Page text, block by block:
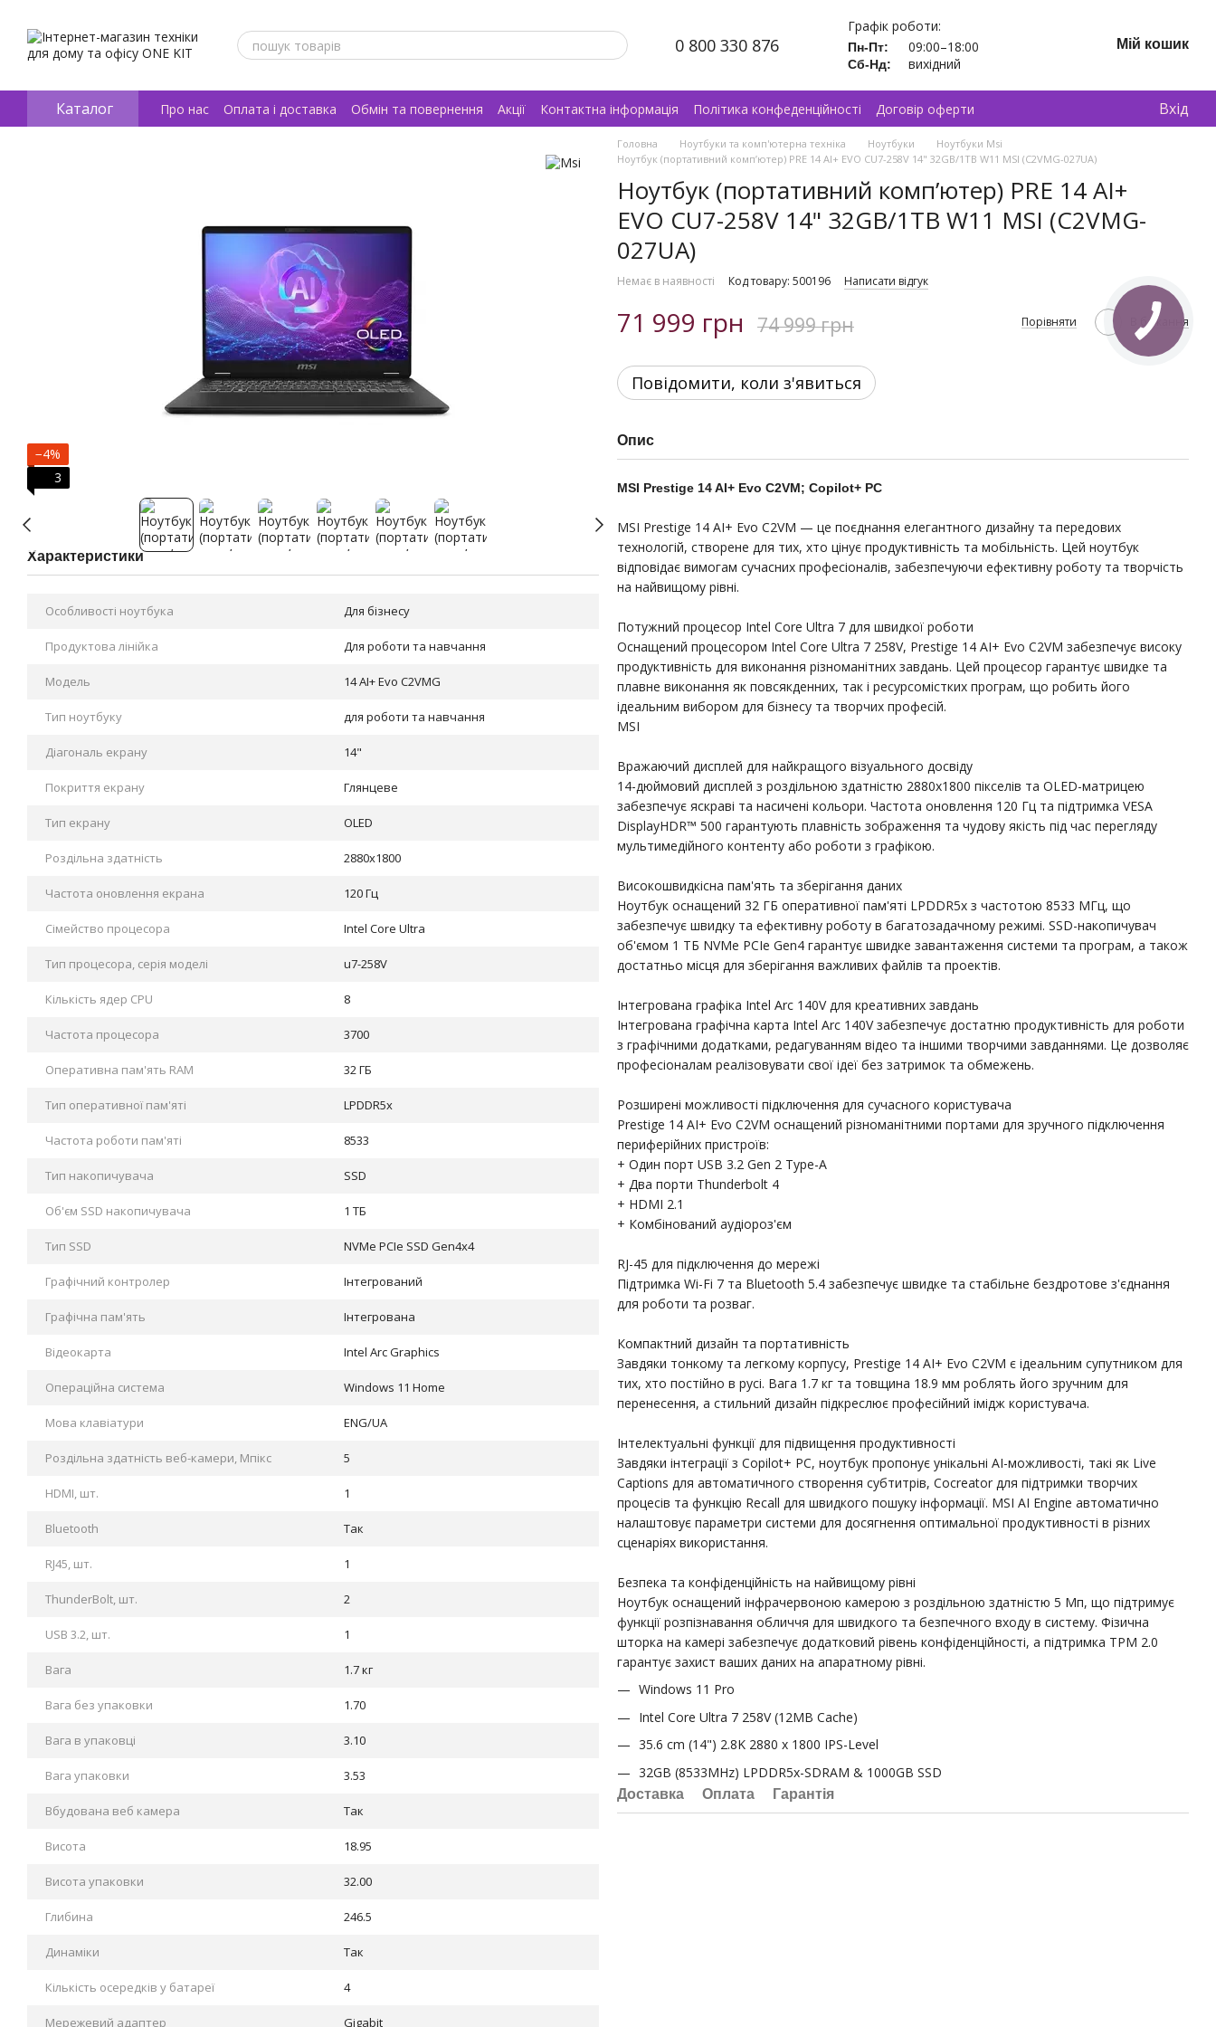
0 800 330 876
Графік роботи:
Пн-Пт: 09:00–18:00
Сб-Нд: вихідний
Мій кошик
Каталог Про нас Оплата і доставка Обмін та повернення Акції Контактна інформація Політика конфеденційності
Договір оферти
Відгуки про магазин
Вхід
−4%
3
Характеристики
Особливості ноутбука Для бізнесу
Продуктова лінійка Для роботи та навчання
Модель 14 AI+ Evo C2VMG
Тип ноутбуку для роботи та навчання
Діагональ екрану 14"
Покриття екрану Глянцеве
Тип екрану OLED
Роздільна здатність 2880x1800
Частота оновлення екрана 120 Гц
Сімейство процесора Intel Core Ultra
Тип процесора, серія моделі u7-258V
Кількість ядер CPU 8
Частота процесора 3700
Оперативна пам'ять RAM 32 ГБ
Тип оперативної пам'яті LPDDR5x
Частота роботи пам'яті 8533
Тип накопичувача SSD
Об'єм SSD накопичувача 1 ТБ
Тип SSD NVMe PCIe SSD Gen4x4
Графічний контролер Інтегрований
Графічна пам'ять Інтегрована
Відеокарта Intel Arc Graphics
Операційна система Windows 11 Home
Мова клавіатури ENG/UA
Роздільна здатність веб-камери, Мпікс 5
HDMI, шт. 1
Bluetooth Так
RJ45, шт. 1
ThunderBolt, шт. 2
USB 3.2, шт. 1
Вага 1.7 кг
Вага без упаковки 1.70
Вага в упаковці 3.10
Вага упаковки 3.53
Вбудована веб камера Так
Висота 18.95
Висота упаковки 32.00
Глибина 246.5
Динаміки Так
Кількість осередків у батареї 4
Мережевий адаптер Gigabit
Головна Ноутбуки та комп'ютерна техніка Ноутбуки
Ноутбуки Msi
Ноутбук (портативний комп’ютер) PRE 14 AI+ EVO CU7-258V 14" 32GB/1TB W11 MSI (C2VMG-027UA)
Ноутбук (портативний комп’ютер) PRE 14 AI+
EVO CU7-258V 14" 32GB/1TB W11 MSI (C2VMG-
027UA)
Немає в наявності Код товару: 500196 Написати відгук
71 999 грн 74 999 грн Порівняти В бажання
Повідомити, коли з'явиться
Опис
MSI Prestige 14 AI+ Evo C2VM; Copilot+ PC
MSI Prestige 14 AI+ Evo C2VM — це поєднання елегантного дизайну та передових
технологій, створене для тих, хто цінує продуктивність та мобільність. Цей ноутбук
відповідає вимогам сучасних професіоналів, забезпечуючи ефективну роботу та творчість
на найвищому рівні.
Потужний процесор Intel Core Ultra 7 для швидкої роботи
Оснащений процесором Intel Core Ultra 7 258V, Prestige 14 AI+ Evo C2VM забезпечує високу
продуктивність для виконання різноманітних завдань. Цей процесор гарантує швидке та
плавне виконання як повсякденних, так і ресурсомістких програм, що робить його
ідеальним вибором для бізнесу та творчих професій.
MSI
Вражаючий дисплей для найкращого візуального досвіду
14-дюймовий дисплей з роздільною здатністю 2880x1800 пікселів та OLED-матрицею
забезпечує яскраві та насичені кольори. Частота оновлення 120 Гц та підтримка VESA
DisplayHDR™ 500 гарантують плавність зображення та чудову якість під час перегляду
мультимедійного контенту або роботи з графікою.
Високошвидкісна пам'ять та зберігання даних
Ноутбук оснащений 32 ГБ оперативної пам'яті LPDDR5x з частотою 8533 МГц, що
забезпечує швидку та ефективну роботу в багатозадачному режимі. SSD-накопичувач
об'ємом 1 ТБ NVMe PCIe Gen4 гарантує швидке завантаження системи та програм, а також
достатньо місця для зберігання важливих файлів та проектів.
Інтегрована графіка Intel Arc 140V для креативних завдань
Інтегрована графічна карта Intel Arc 140V забезпечує достатню продуктивність для роботи
з графічними додатками, редагуванням відео та іншими творчими завданнями. Це дозволяє
професіоналам реалізовувати свої ідеї без затримок та обмежень.
Розширені можливості підключення для сучасного користувача
Prestige 14 AI+ Evo C2VM оснащений різноманітними портами для зручного підключення
периферійних пристроїв:
+ Один порт USB 3.2 Gen 2 Type-A
+ Два порти Thunderbolt 4
+ HDMI 2.1
+ Комбінований аудіороз'єм
RJ-45 для підключення до мережі
Підтримка Wi-Fi 7 та Bluetooth 5.4 забезпечує швидке та стабільне бездротове з'єднання
для роботи та розваг.
Компактний дизайн та портативність
Завдяки тонкому та легкому корпусу, Prestige 14 AI+ Evo C2VM є ідеальним супутником для
тих, хто постійно в русі. Вага 1.7 кг та товщина 18.9 мм роблять його зручним для
перенесення, а стильний дизайн підкреслює професійний імідж користувача.
Інтелектуальні функції для підвищення продуктивності
Завдяки інтеграції з Copilot+ PC, ноутбук пропонує унікальні AI-можливості, такі як Live
Captions для автоматичного створення субтитрів, Cocreator для підтримки творчих
процесів та функцію Recall для швидкого пошуку інформації. MSI AI Engine автоматично
налаштовує параметри системи для досягнення оптимальної продуктивності в різних
сценаріях використання.
Безпека та конфіденційність на найвищому рівні
Ноутбук оснащений інфрачервоною камерою з роздільною здатністю 5 Мп, що підтримує
функції розпізнавання обличчя для швидкого та безпечного входу в систему. Фізична
шторка на камері забезпечує додатковий рівень конфіденційності, а підтримка TPM 2.0
гарантує захист ваших даних на апаратному рівні.
Windows 11 Pro
Intel Core Ultra 7 258V (12MB Cache)
35.6 cm (14") 2.8K 2880 x 1800 IPS-Level
32GB (8533MHz) LPDDR5x-SDRAM & 1000GB SSD
Доставка Оплата Гарантія